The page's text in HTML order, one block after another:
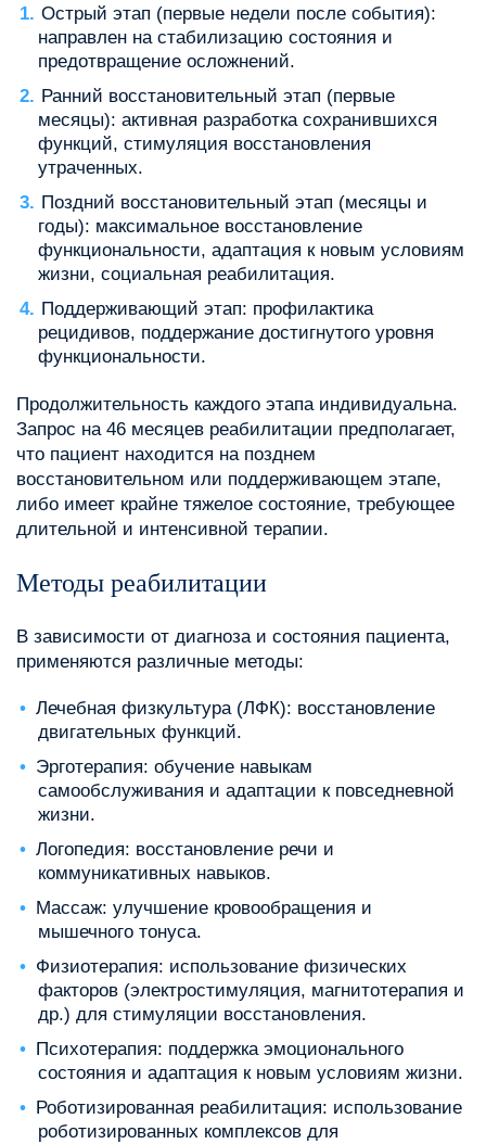
Острый этап (первые недели после события):
направлен на стабилизацию состояния и
предотвращение осложнений.
Ранний восстановительный этап (первые
месяцы): активная разработка сохранившихся
функций, стимуляция восстановления
утраченных.
Поздний восстановительный этап (месяцы и
годы): максимальное восстановление
функциональности, адаптация к новым условиям
жизни, социальная реабилитация.
Поддерживающий этап: профилактика
рецидивов, поддержание достигнутого уровня
функциональности.
Продолжительность каждого этапа индивидуальна.
Запрос на 46 месяцев реабилитации предполагает,
что пациент находится на позднем
восстановительном или поддерживающем этапе,
либо имеет крайне тяжелое состояние, требующее
длительной и интенсивной терапии.
Методы реабилитации
В зависимости от диагноза и состояния пациента,
применяются различные методы:
Лечебная физкультура (ЛФК): восстановление
двигательных функций.
Эрготерапия: обучение навыкам
самообслуживания и адаптации к повседневной
жизни.
Логопедия: восстановление речи и
коммуникативных навыков.
Массаж: улучшение кровообращения и
мышечного тонуса.
Физиотерапия: использование физических
факторов (электростимуляция, магнитотерапия и
др.) для стимуляции восстановления.
Психотерапия: поддержка эмоционального
состояния и адаптация к новым условиям жизни.
Роботизированная реабилитация: использование
роботизированных комплексов для